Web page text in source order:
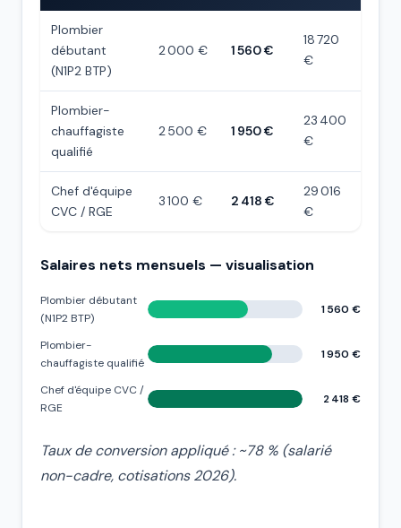
Plombier
débutant
(N1P2 BTP)
2 000 € 1 560 €
18 720
€
Plombier-
chauffagiste
qualifié
2 500 € 1 950 €
23 400
€
Chef d'équipe
CVC / RGE
3 100 € 2 418 €
29 016
€
Salaires nets mensuels — visualisation
Plombier débutant
(N1P2 BTP)
1 560 €
Plombier-
chauffagiste qualifié
1 950 €
Chef d'équipe CVC /
RGE
2 418 €
Taux de conversion appliqué : ~78 % (salarié
non-cadre, cotisations 2026).